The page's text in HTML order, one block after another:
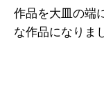
作品を大皿の端
な作品になりま